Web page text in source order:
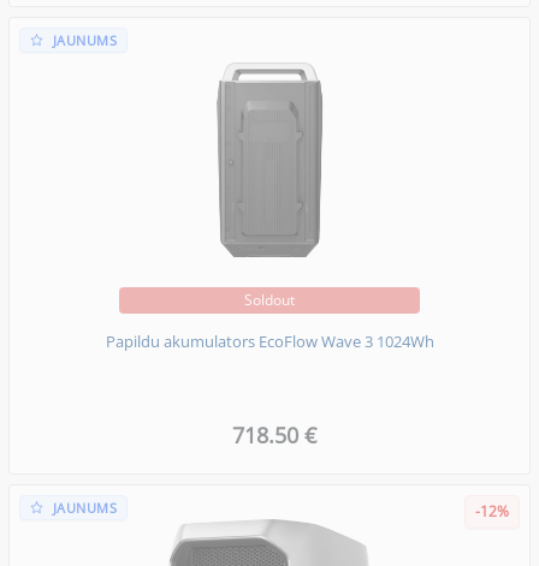
JAUNUMS
Soldout
Papildu akumulators EcoFlow Wave 3 1024Wh
718.50 €
JAUNUMS -12%